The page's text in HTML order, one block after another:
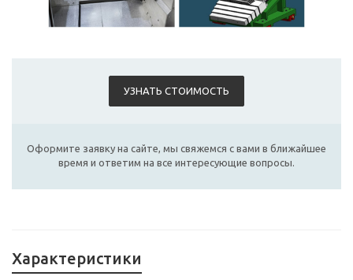
УЗНАТЬ СТОИМОСТЬ
Оформите заявку на сайте, мы свяжемся с вами в ближайшее
время и ответим на все интересующие вопросы.
Характеристики